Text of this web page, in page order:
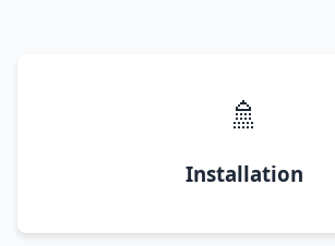
🚿
Installation